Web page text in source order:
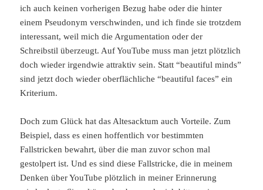
ich auch keinen vorherigen Bezug habe oder die hinter
einem Pseudonym verschwinden, und ich finde sie trotzdem
interessant, weil mich die Argumentation oder der
Schreibstil überzeugt. Auf YouTube muss man jetzt plötzlich
doch wieder irgendwie attraktiv sein. Statt “beautiful minds”
sind jetzt doch wieder oberflächliche “beautiful faces” ein
Kriterium.
Doch zum Glück hat das Altesacktum auch Vorteile. Zum
Beispiel, dass es einen hoffentlich vor bestimmten
Fallstricken bewahrt, über die man zuvor schon mal
gestolpert ist. Und es sind diese Fallstricke, die in meinem
Denken über YouTube plötzlich in meiner Erinnerung